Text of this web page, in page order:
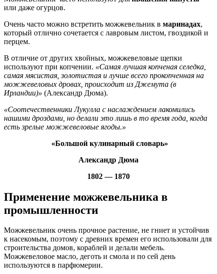
или даже огурцов.
Очень часто можно встретить можжевельник в маринадах,
который отлично сочетается с лавровым листом, гвоздикой и
перцем.
В отличие от других хвойных, можжевеловые щепки
используют при копчении. «Самая лучшая копченая селедка,
самая мясистая, золотистая и лучше всего прокопченная на
можжевеловых дровах, происходит из Джемута (в
Ирландии)» (Александр Дюма).
«Соотечественники Лукулла с наслаждением лакомились
нашими дроздами, но делали это лишь в то время года, когда
есть зрелые можжевеловые ягоды.»
«Большой кулинарный словарь»
Александр Дюма
1802 — 1870
Применение можжевельника в
промышленности
Можжевельник очень прочное растение, не гниет и устойчив
к насекомым, поэтому с древних времен его использовали для
строительства домов, кораблей и делали мебель.
Можжевеловое масло, деготь и смола и по сей день
используются в парфюмерии.